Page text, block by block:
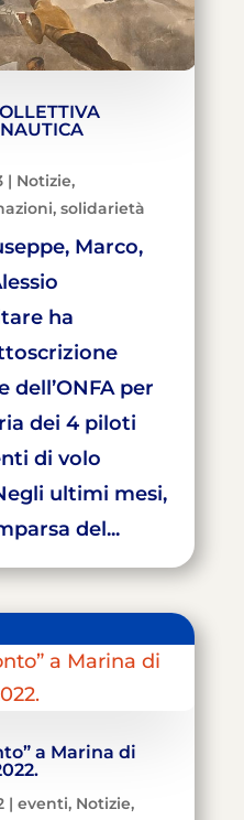
| Notizie,
, solidarietà
Marco,
ha
per
dei 4 piloti
di volo
ultimi mesi,
del...
a Marina di
| eventi, Notizie,